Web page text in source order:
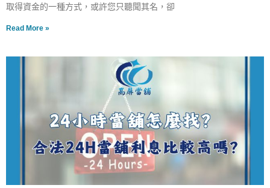
取得資金的一種方式，或許您只聽聞其名，卻
Read More »